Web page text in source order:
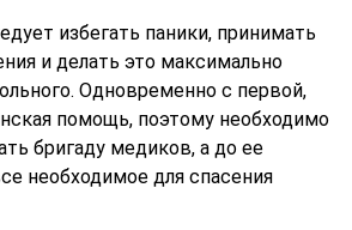
избегать паники, принимать
и делать это максимально
Одновременно с первой,
помощь, поэтому необходимо
бригаду медиков, а до ее
необходимое для спасения